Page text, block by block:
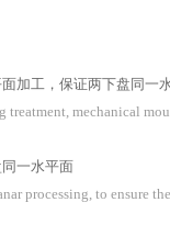
加工，保证两下盘同一
mechanical
一水平面
processing, to ensure